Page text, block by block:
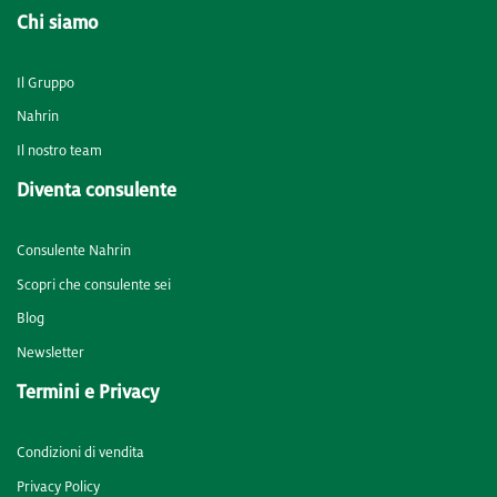
Chi siamo
Il Gruppo
Nahrin
Il nostro team
Diventa consulente
Consulente Nahrin
Scopri che consulente sei
Blog
Newsletter
Termini e Privacy
Condizioni di vendita
Privacy Policy